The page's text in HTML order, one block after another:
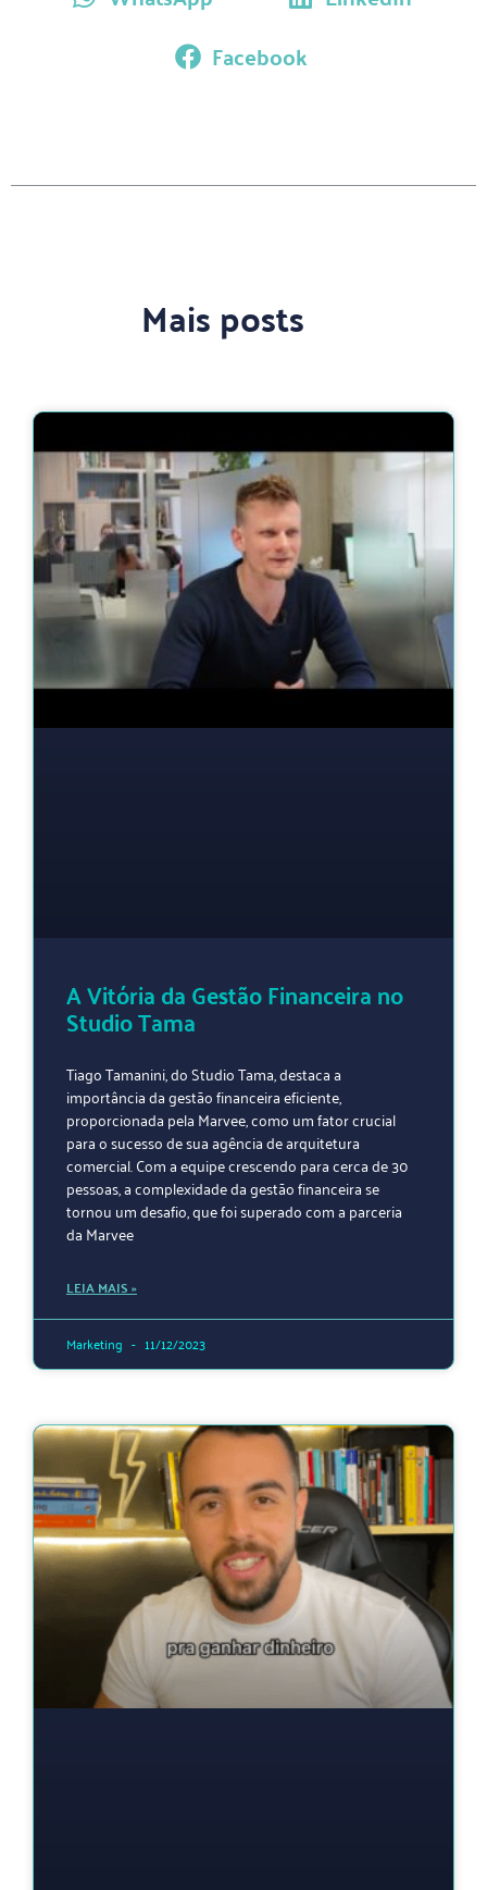
Facebook
Mais posts
A Vitória da Gestão Financeira no
Studio Tama
Tiago Tamanini, do Studio Tama, destaca a
importância da gestão financeira eficiente,
proporcionada pela Marvee, como um fator crucial
para o sucesso de sua agência de arquitetura
comercial. Com a equipe crescendo para cerca de 30
pessoas, a complexidade da gestão financeira se
tornou um desafio, que foi superado com a parceria
da Marvee
LEIA MAIS »
Marketing 11/12/2023